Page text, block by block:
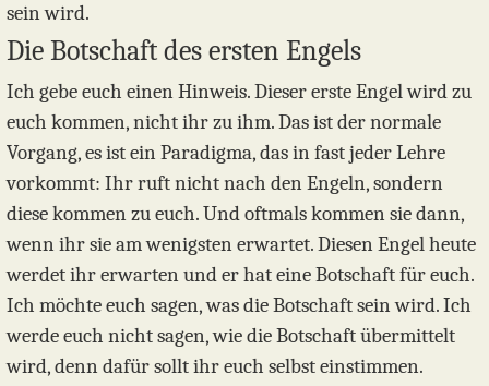
sein wird.
Die Botschaft des ersten Engels
Ich gebe euch einen Hinweis. Dieser erste Engel wird zu
euch kommen, nicht ihr zu ihm. Das ist der normale
Vorgang, es ist ein Paradigma, das in fast jeder Lehre
vorkommt: Ihr ruft nicht nach den Engeln, sondern
diese kommen zu euch. Und oftmals kommen sie dann,
wenn ihr sie am wenigsten erwartet. Diesen Engel heute
werdet ihr erwarten und er hat eine Botschaft für euch.
Ich möchte euch sagen, was die Botschaft sein wird. Ich
werde euch nicht sagen, wie die Botschaft übermittelt
wird, denn dafür sollt ihr euch selbst einstimmen.